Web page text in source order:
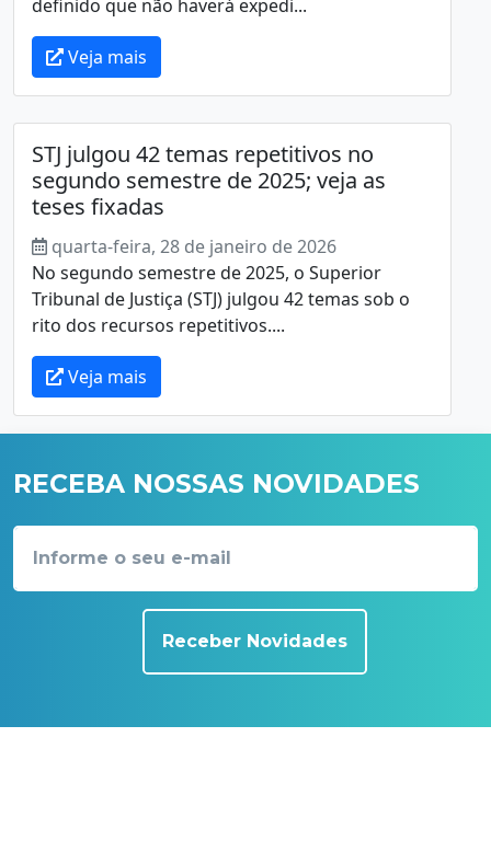
definido que não haverá expedi...
Veja mais
STJ julgou 42 temas repetitivos no
segundo semestre de 2025; veja as
teses fixadas
quarta-feira, 28 de janeiro de 2026
No segundo semestre de 2025, o Superior
Tribunal de Justiça (STJ) julgou 42 temas sob o
rito dos recursos repetitivos....
Veja mais
RECEBA NOSSAS NOVIDADES
Receber Novidades